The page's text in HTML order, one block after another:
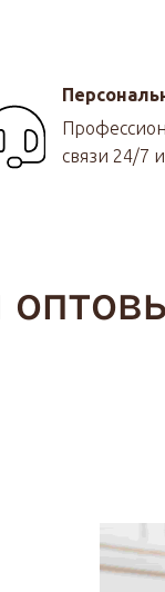
связи 24/7